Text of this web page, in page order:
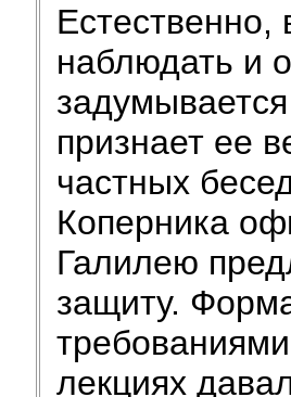
Естественно,
наблюдать и
признает ее
частных
Коперника
Галилею
защиту.
лекциях